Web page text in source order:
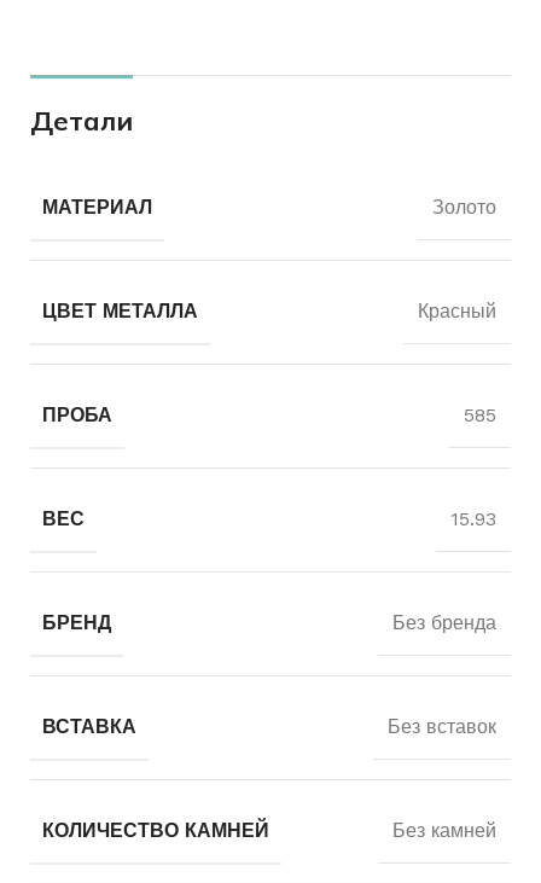
Детали
МАТЕРИАЛ Золото
ЦВЕТ МЕТАЛЛА Красный
ПРОБА 585
ВЕС 15.93
БРЕНД Без бренда
ВСТАВКА Без вставок
КОЛИЧЕСТВО КАМНЕЙ Без камней